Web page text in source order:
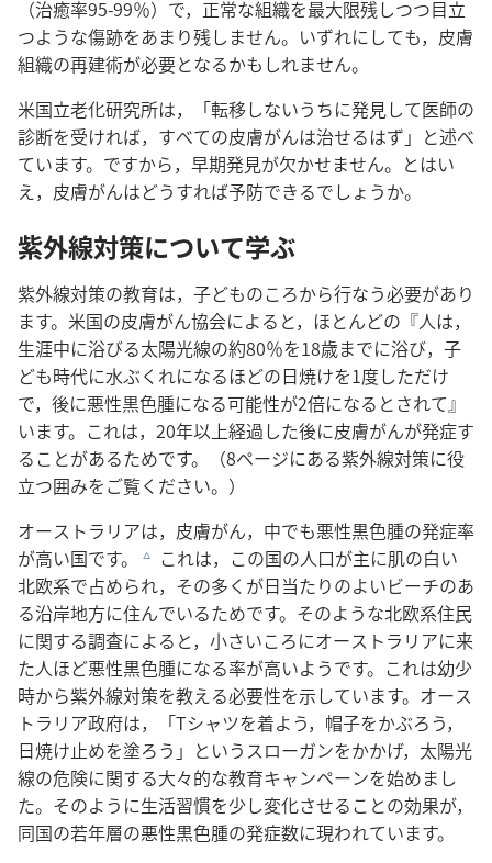
（治癒率95-99％）で，正常な組織を最大限残しつつ目立
つような傷跡をあまり残しません。いずれにしても，皮膚
組織の再建術が必要となるかもしれません。
米国立老化研究所は，「転移しないうちに発見して医師の
診断を受ければ，すべての皮膚がんは治せるはず」と述べ
ています。ですから，早期発見が欠かせません。とはい
え，皮膚がんはどうすれば予防できるでしょうか。
紫外線対策について学ぶ
紫外線対策の教育は，子どものころから行なう必要があり
ます。米国の皮膚がん協会によると，ほとんどの『人は，
生涯中に浴びる太陽光線の約80％を18歳までに浴び，子
ども時代に水ぶくれになるほどの日焼けを1度しただけ
で，後に悪性黒色腫になる可能性が2倍になるとされて』
います。これは，20年以上経過した後に皮膚がんが発症す
ることがあるためです。（8ページにある紫外線対策に役
立つ囲みをご覧ください。）
オーストラリアは，皮膚がん，中でも悪性黒色腫の発症率
が高い国です。
c これは，この国の人口が主に肌の白い
北欧系で占められ，その多くが日当たりのよいビーチのあ
る沿岸地方に住んでいるためです。そのような北欧系住民
に関する調査によると，小さいころにオーストラリアに来
た人ほど悪性黒色腫になる率が高いようです。これは幼少
時から紫外線対策を教える必要性を示しています。オース
トラリア政府は，「Tシャツを着よう，帽子をかぶろう，
日焼け止めを塗ろう」というスローガンをかかげ，太陽光
線の危険に関する大々的な教育キャンペーンを始めまし
た。そのように生活習慣を少し変化させることの効果が，
同国の若年層の悪性黒色腫の発症数に現われています。